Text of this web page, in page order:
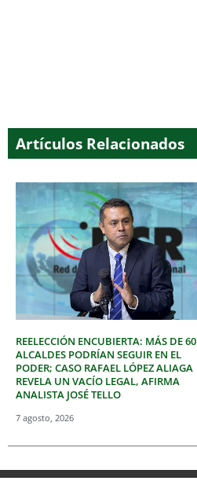
Artículos Relacionados
REELECCIÓN ENCUBIERTA: MÁS DE 60
ALCALDES PODRÍAN SEGUIR EN EL
PODER; CASO RAFAEL LÓPEZ ALIAGA
REVELA UN VACÍO LEGAL, AFIRMA
ANALISTA JOSÉ TELLO
7 agosto, 2026